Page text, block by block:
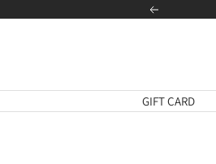
הבא
GIFT CARD